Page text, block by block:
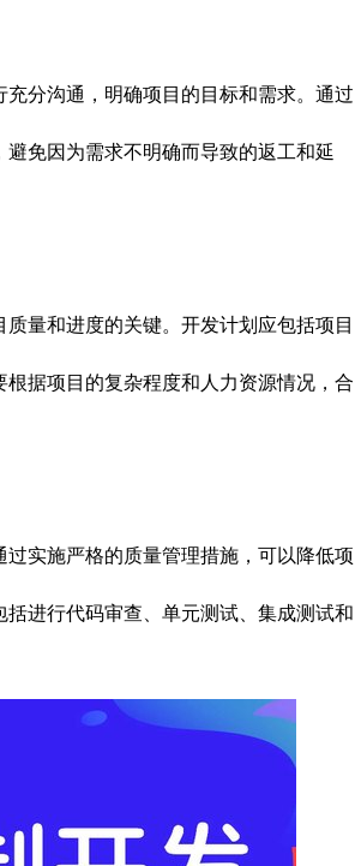
分沟通，明确项目的目标和需求。通过
免因为需求不明确而导致的返工和延
量和进度的关键。开发计划应包括项目
据项目的复杂程度和人力资源情况，合
实施严格的质量管理措施，可以降低项
进行代码审查、单元测试、集成测试和